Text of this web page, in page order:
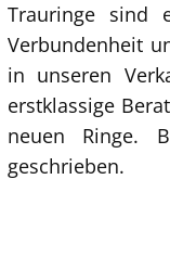
Trauringe sind
Verbundenheit
in unseren
erstklassige
neuen Ringe.
geschrieben.